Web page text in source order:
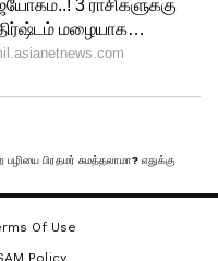
Of Use
Policy